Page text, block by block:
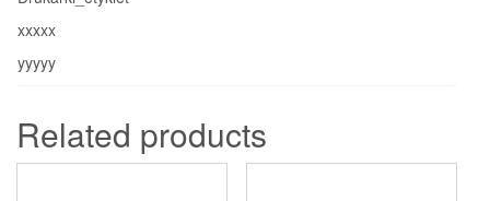
xxxxx
yyyyy
Related products